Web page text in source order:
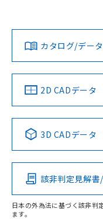
ダウンロードデータを
みください。
ソフトウェアの使用条件
対応済み
中国 RoHS 注意事
Pb Hg
O
LR型式承認
（イギリス
船舶規格）
（
No No
その他の認証
カタログ/デー
2D CADデータ
3D CADデータ
該非判定見解
日本の外為法に基づく該非判
ます。